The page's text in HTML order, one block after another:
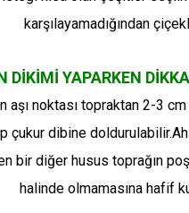
karşılayamadığından
DİKİMİ YAPARKEN
noktası topraktan 2-3 cm
çukur dibine
diğer husus toprağın
halinde olmamasına hafif